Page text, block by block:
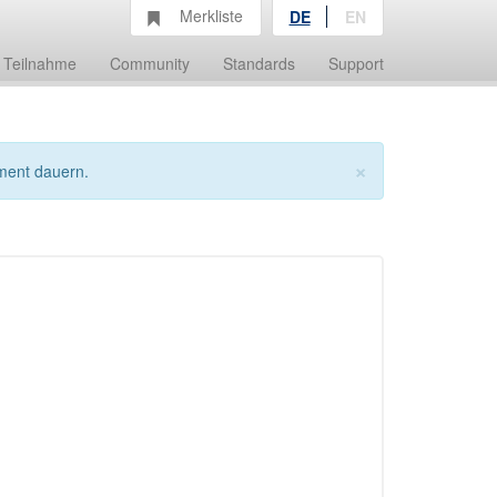
Teilnahme Community Standards Support
Merkliste DE EN
×
dauern.